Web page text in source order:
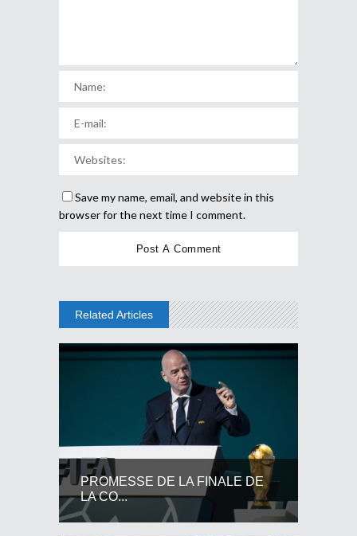
Save my name, email, and website in this
browser for the next time I comment.
Related Articles
PROMESSE DE LA FINALE DE
LA CO...